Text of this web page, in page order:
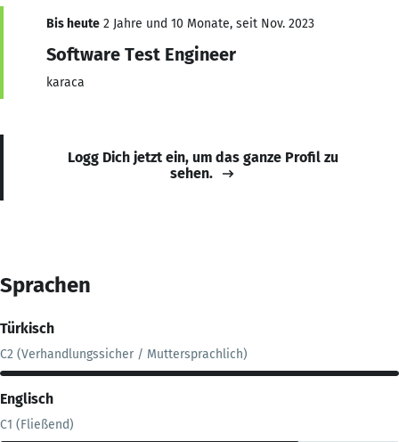
Bis heute 2 Jahre und 10 Monate, seit Nov. 2023
Software Test Engineer
karaca
Logg Dich jetzt ein, um das ganze Profil zu
sehen.
Sprachen
Türkisch
C2 (Verhandlungssicher / Muttersprachlich)
Englisch
C1 (Fließend)